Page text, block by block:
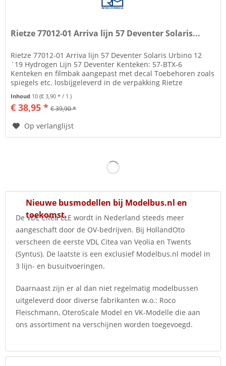
Rietze 77012-01 Arriva lijn 57 Deventer Solaris...
Rietze 77012-01 Arriva lijn 57 Deventer Solaris Urbino 12
´19 Hydrogen Lijn 57 Deventer Kenteken: 57-BTX-6
Kenteken en filmbak aangepast met decal Toebehoren zoals
spiegels etc. losbijgeleverd in de verpakking Rietze
Inhoud 10(€ 3,90 * / 1 )
€ 38,95 * € 39,90 *
Op verlanglijst
Nieuwe busmodellen bij Modelbus.nl en
toekomst.
De VDL Citea LLE wordt in Nederland steeds meer
aangeschaft door de OV-bedrijven. Bij HollandOto
verscheen de eerste VDL Citea van Veolia en Twents
(Syntus). De laatste is een exclusief Modelbus.nl model in
3 lijn- en busuitvoeringen.
Daarnaast zijn er al dan niet regelmatig modelbussen
uitgeleverd door diverse fabrikanten w.o.: Roco
Fleischmann, OteroScale Model en VK-Modelle die aan
ons assortiment na verschijnen worden toegevoegd.